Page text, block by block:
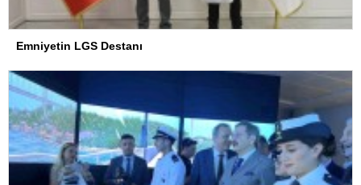
Emniyetin LGS Destanı